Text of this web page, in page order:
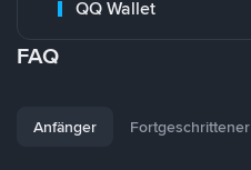
QQ Wallet
FAQ
Anfänger Fortgeschrittener